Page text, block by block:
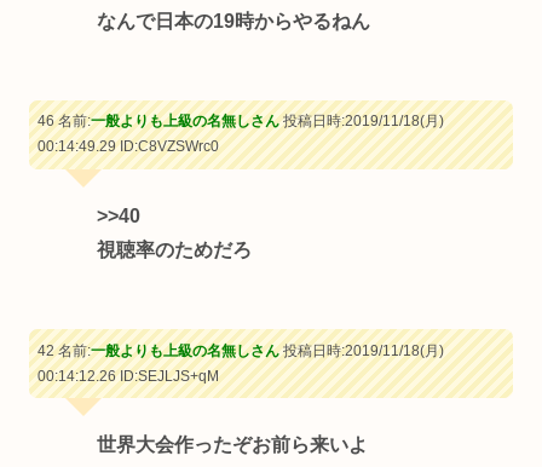
なんで日本の19時からやるねん
46 名前:一般よりも上級の名無しさん投稿日時:2019/11/18(月)
00:14:49.29ID:C8VZSWrc0
>>40
視聴率のためだろ
42 名前:一般よりも上級の名無しさん投稿日時:2019/11/18(月)
00:14:12.26ID:SEJLJS+qM
世界大会作ったぞお前ら来いよ